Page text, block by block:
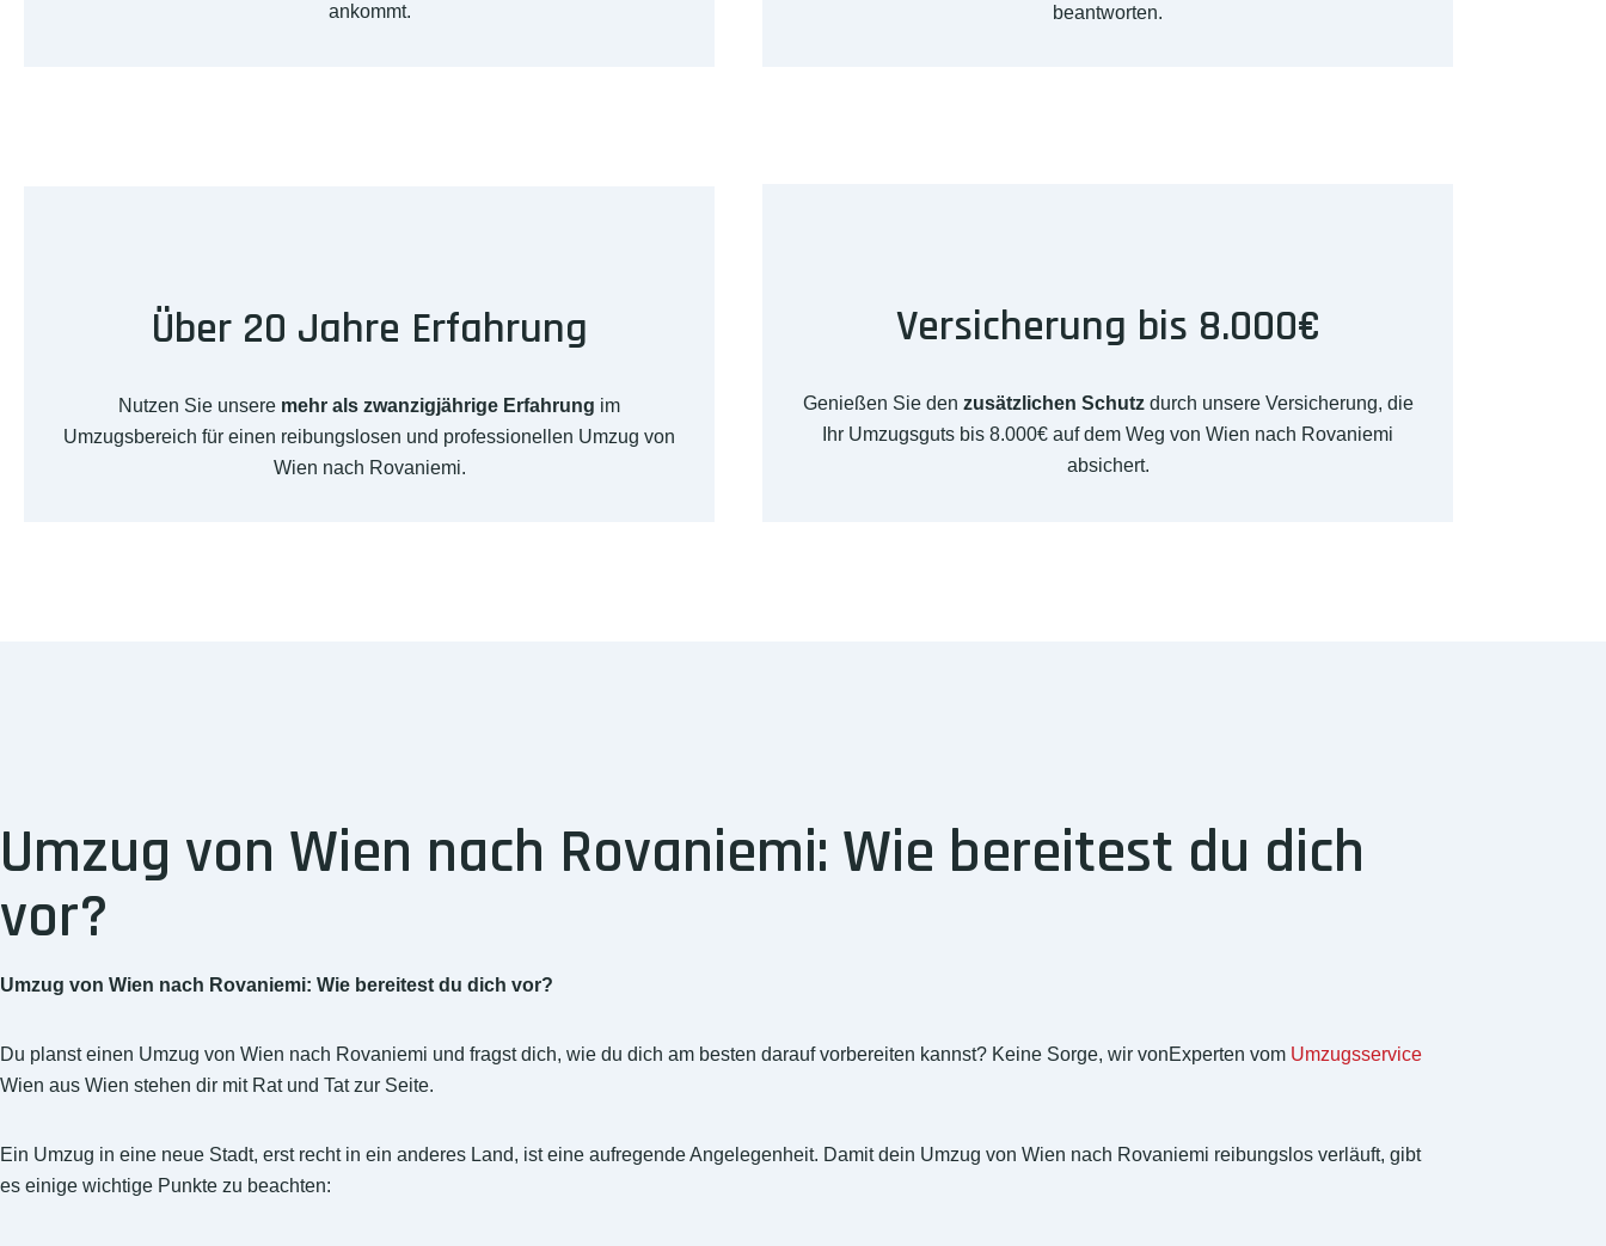
ankommt.
beantworten.
Über 20 Jahre Erfahrung
Nutzen Sie unsere mehr als zwanzigjährige Erfahrung im
Umzugsbereich für einen reibungslosen und professionellen Umzug von
Wien nach Rovaniemi.
Versicherung bis 8.000€
Genießen Sie den zusätzlichen Schutzdurch unsere Versicherung, die
Ihr Umzugsguts bis 8.000€ auf dem Weg von Wien nach Rovaniemi
absichert.
Umzug von Wien nach Rovaniemi: Wie bereitest du dich
vor?
Umzug von Wien nach Rovaniemi: Wie bereitest du dich vor?
Du planst einen Umzug von Wien nach Rovaniemi und fragst dich, wie du dich am besten darauf vorbereiten kannst? Keine Sorge, wir vonExperten vom Umzugsservice
Wien aus Wien stehen dir mit Rat und Tat zur Seite.
Ein Umzug in eine neue Stadt, erst recht in ein anderes Land, ist eine aufregende Angelegenheit. Damit dein Umzug von Wien nach Rovaniemi reibungslos verläuft, gibt
es einige wichtige Punkte zu beachten: